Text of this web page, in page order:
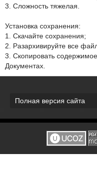
3. Сложность тяжелая.
Установка сохранения:
1. Скачайте сохранения;
2. Разархивируйте все
3. Скопировать
Документах.
Полная версия сайта